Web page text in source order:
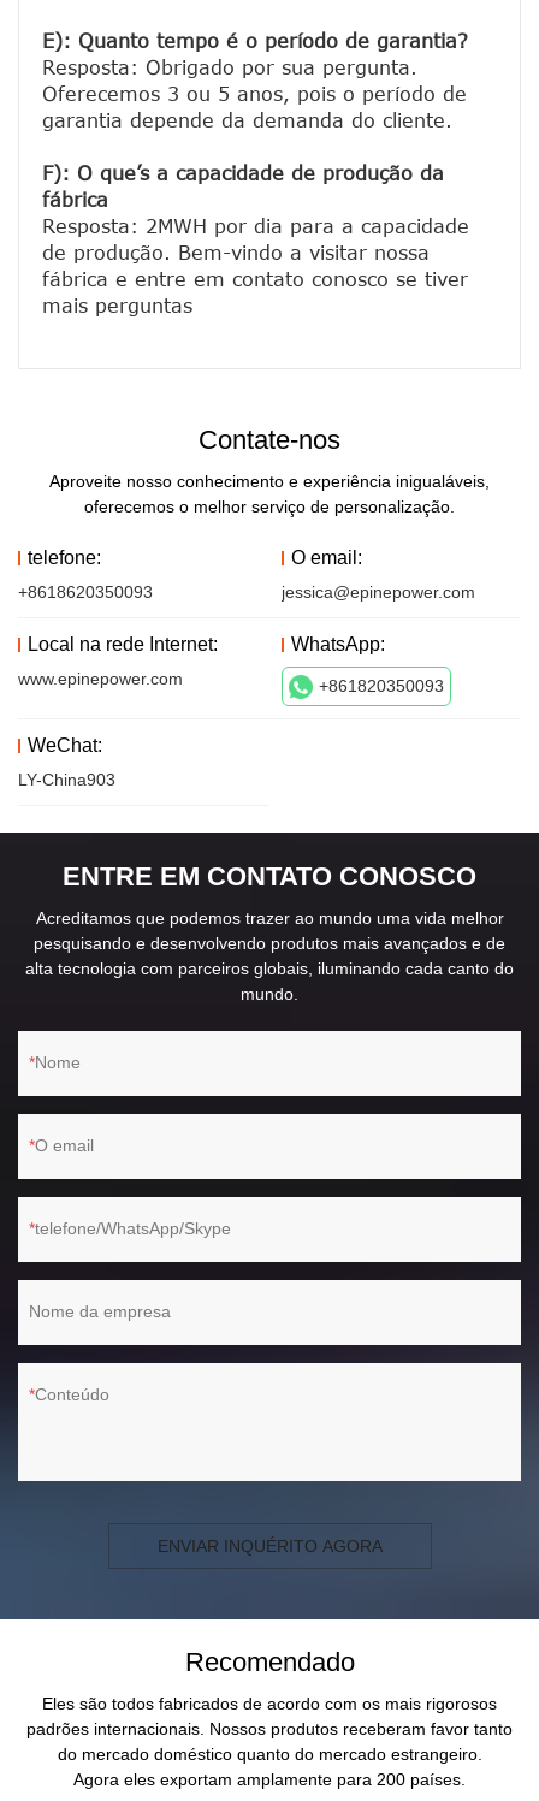
E): Quanto tempo é o período de garantia?
Resposta: Obrigado por sua pergunta.
Oferecemos 3 ou 5 anos, pois o período de
garantia depende da demanda do cliente.
F): O que’s a capacidade de produção da
fábrica
Resposta: 2MWH por dia para a capacidade
de produção. Bem-vindo a visitar nossa
fábrica e entre em contato conosco se tiver
Contate-nos
Aproveite nosso conhecimento e experiência inigualáveis,
oferecemos o melhor serviço de personalização.
telefone:
+8618620350093
O email:
jessica@epinepower.com
Local na rede Internet:
www.epinepower.com
WhatsApp:
+861820350093
WeChat:
LY-China903
ENTRE EM CONTATO CONOSCO
Acreditamos que podemos trazer ao mundo uma vida melhor
pesquisando e desenvolvendo produtos mais avançados e de
alta tecnologia com parceiros globais, iluminando cada canto do
mundo.
Nome
O email
telefone/WhatsApp/Skype
Nome da empresa
Conteúdo
ENVIAR INQUÉRITO AGORA
Recomendado
Eles são todos fabricados de acordo com os mais rigorosos
padrões internacionais. Nossos produtos receberam favor tanto
do mercado doméstico quanto do mercado estrangeiro.
Agora eles exportam amplamente para 200 países.